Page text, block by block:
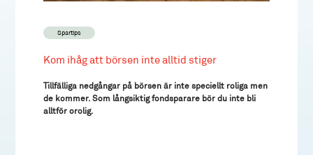
Spartips
Kom ihåg att börsen inte alltid stiger
Tillfälliga nedgångar på börsen är inte speciellt roliga men
de kommer. Som långsiktig fondsparare bör du inte bli
alltför orolig.